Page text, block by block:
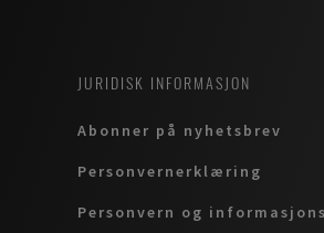
JURIDISK INFORMASJON
Abonner på nyhetsbrev
Personvernerklæring
Personvern og